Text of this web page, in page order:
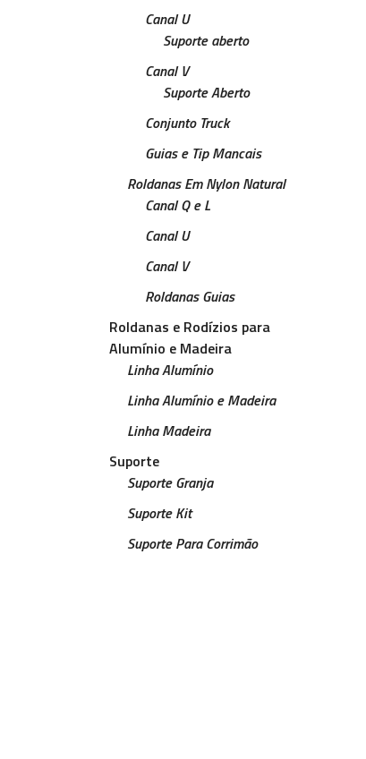
Canal U
Suporte aberto
Canal V
Suporte Aberto
Conjunto Truck
Guias e Tip Mancais
Roldanas Em Nylon Natural
Canal Q e L
Canal U
Canal V
Roldanas Guias
Roldanas e Rodízios para
Alumínio e Madeira
Linha Alumínio
Linha Alumínio e Madeira
Linha Madeira
Suporte
Suporte Granja
Suporte Kit
Suporte Para Corrimão